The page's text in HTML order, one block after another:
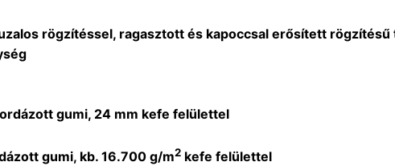
rögzítéssel, ragasztott és kapoccsal erősített
gumi, 24 mm kefe felülettel
gumi, kb. 16.700 g/m2 kefe felülettel